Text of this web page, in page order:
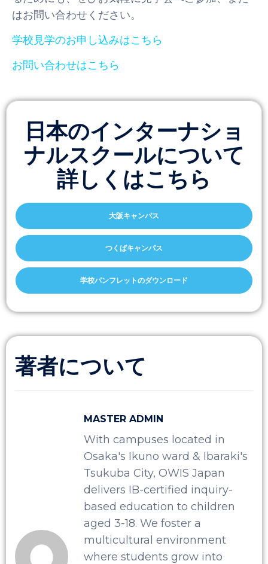
はお問い合わせください。
学校見学のお申し込みはこちら
お問い合わせはこちら
日本のインターナショ
ナルスクールについて
詳しくはこちら
大阪キャンパス
つくばキャンパス
学校パンフレットのダウンロード
著者について
MASTER ADMIN
With campuses located in
Osaka's Ikuno ward & Ibaraki's
Tsukuba City, OWIS Japan
delivers IB-certified inquiry-
based education to children
aged 3-18. We foster a
multicultural environment
where students grow into